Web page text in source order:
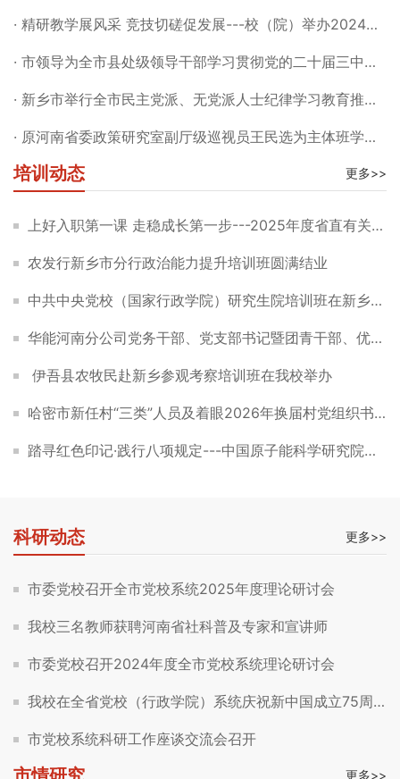
· 精研教学展风采 竞技切磋促发展---校（院）举办2024年度全市党校（行政学院）系统优质课比赛
· 市领导为全市县处级领导干部学习贯彻党的二十届三中全会精神轮训班学员作专题辅导报告
· 新乡市举行全市民主党派、无党派人士纪律学习教育推进会暨民主党派代表人士培训班开班式
· 原河南省委政策研究室副厅级巡视员王民选为主体班学员授课
培训动态 更多>>
上好入职第一课 走稳成长第一步---2025年度省直有关单位及航空港区新录用公务员联合入职培训班圆满结业
农发行新乡市分行政治能力提升培训班圆满结业
中共中央党校（国家行政学院）研究生院培训班在新乡市委党校举行
华能河南分公司党务干部、党支部书记暨团青干部、优秀青年骨干、统战代表人士培训班圆满结业
伊吾县农牧民赴新乡参观考察培训班在我校举办
哈密市新任村“三类”人员及着眼2026年换届村党组织书记后备人选能力素质培训班圆满结业
踏寻红色印记·践行八项规定---中国原子能科学研究院后勤服务集团动力工程部培训班圆满结业
科研动态 更多>>
市委党校召开全市党校系统2025年度理论研讨会
我校三名教师获聘河南省社科普及专家和宣讲师
市委党校召开2024年度全市党校系统理论研讨会
我校在全省党校（行政学院）系统庆祝新中国成立75周年理论研讨会上取得佳绩
市党校系统科研工作座谈交流会召开
更多>>